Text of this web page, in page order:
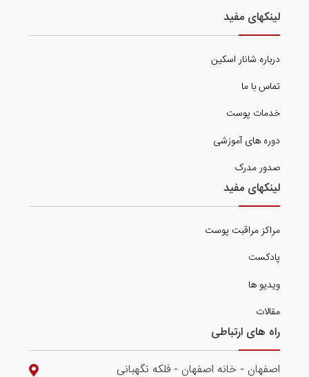
لینکهای مفید
درباره شانار اسکین
تماس با ما
خدمات پوست
دوره های آموزشی
صدور مدرک
لینکهای مفید
مراکز مراقبت پوست
پادکست
ویدیو ها
مقالات
راه های ارتباطی
اصفهان - خانه اصفهان - فلکه نگهبانی